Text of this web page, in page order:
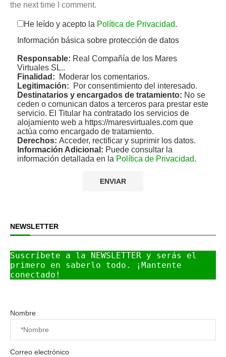
the next time I comment.
He leído y acepto la Política de Privacidad.
Información básica sobre protección de datos
Responsable: Real Compañía de los Mares
Virtuales SL..
Finalidad: Moderar los comentarios.
Legitimación: Por consentimiento del interesado.
Destinatarios y encargados de tratamiento: No se
ceden o comunican datos a terceros para prestar este
servicio. El Titular ha contratado los servicios de
alojamiento web a https://maresvirtuales.com que
actúa como encargado de tratamiento.
Derechos: Acceder, rectificar y suprimir los datos.
Información Adicional: Puede consultar la
información detallada en la Política de Privacidad.
NEWSLETTER
Suscríbete a la NEWSLETTER y serás el
primero en saberlo todo. ¡Mantente
conectado!
Nombre
Correo electrónico